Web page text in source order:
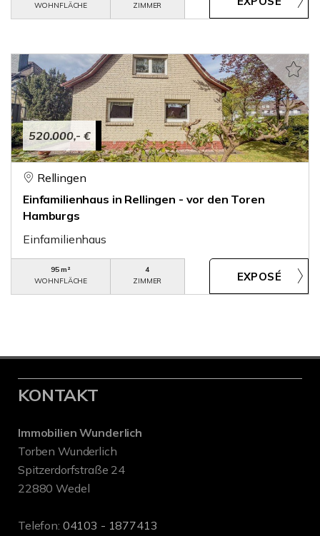
WOHNFLÄCHE
ZIMMER
520.000,- €
Rellingen
Einfamilienhaus in Rellingen - vor den Toren
Hamburgs
Einfamilienhaus
95 m²
WOHNFLÄCHE
4
ZIMMER
KONTAKT
Immobilien Wunderlich
Torben Wunderlich
Spitzerdorfstraße 24
22880 Wedel
Telefon: 04103 - 1877413